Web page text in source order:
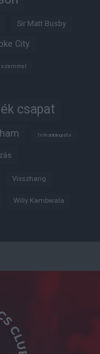
Sir Matt Busby
City
szemmel
csapat
Trófeabibliográfia
Visszhang
Willy Kambwala